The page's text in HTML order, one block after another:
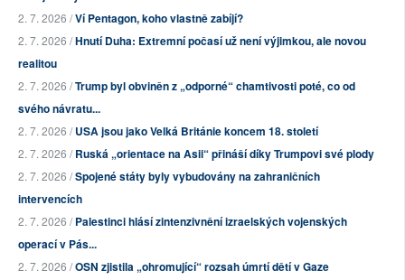
2. 7. 2026 /Ví Pentagon, koho vlastně zabíjí?
2. 7. 2026 /Hnutí Duha: Extremní počasí už není výjimkou, ale novou
realitou
2. 7. 2026 /Trump byl obviněn z „odporné“ chamtivosti poté, co od
svého návratu...
2. 7. 2026 /USA jsou jako Velká Británie koncem 18. století
2. 7. 2026 /Ruská „orientace na Asii“ přináší díky Trumpovi své plody
2. 7. 2026 /Spojené státy byly vybudovány na zahraničních
intervencích
2. 7. 2026 /Palestinci hlásí zintenzivnění izraelských vojenských
operací v Pás...
2. 7. 2026 /OSN zjistila „ohromující“ rozsah úmrtí dětí v Gaze